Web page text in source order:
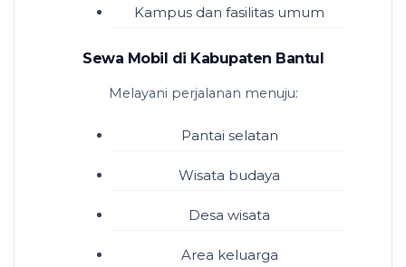
Kampus dan fasilitas umum
Sewa Mobil di Kabupaten Bantul
Melayani perjalanan menuju:
Pantai selatan
Wisata budaya
Desa wisata
Area keluarga